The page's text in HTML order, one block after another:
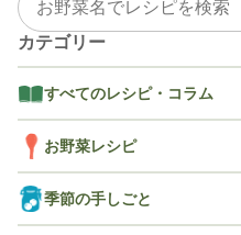
カテゴリー
すべてのレシピ・コラム
お野菜レシピ
季節の手しごと